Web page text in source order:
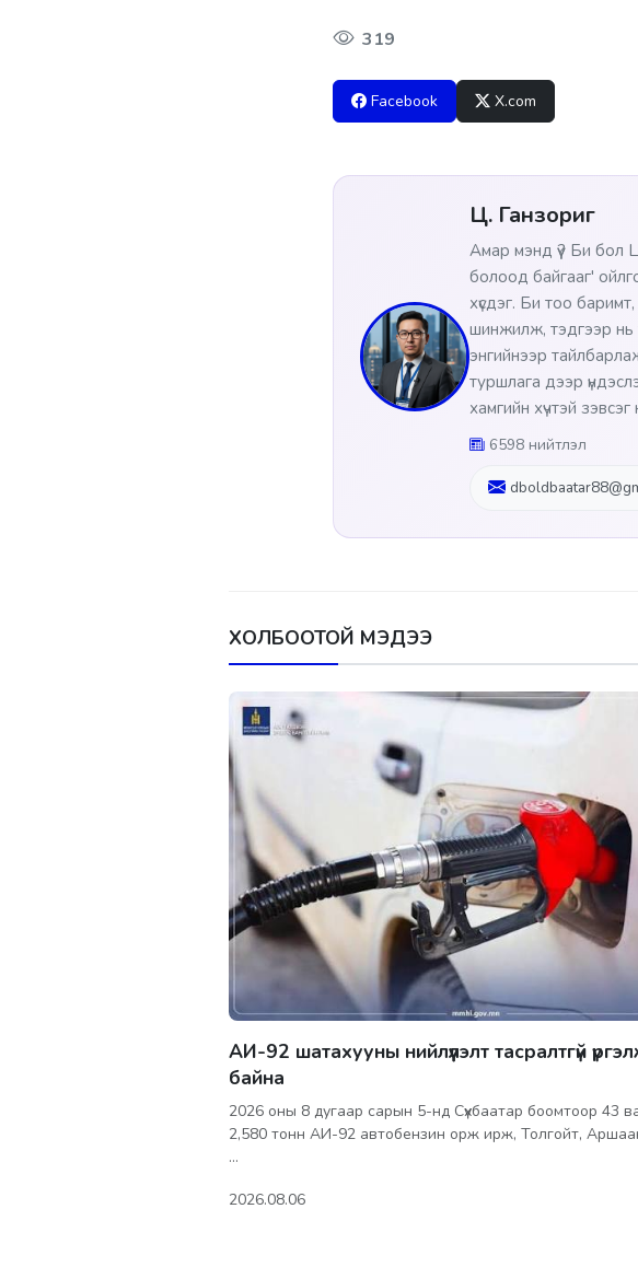
319
Facebook X.com
Ц. Ганзориг
Амар мэнд үү? Би бол
болоод байгааг'
хүсдэг. Би тоо
шинжилж, тэдгээр нь
энгийнээр
туршлага дээр
хамгийн хүчтэй
6598 нийтлэл
ХОЛБООТОЙ МЭДЭЭ
АИ-92 шатахууны нийлүүлэлт тасралтгүй
байна
2026 оны 8 дугаар сарын 5-нд Сүхбаатар боомтоор 43
2,580 тонн АИ-92 автобензин орж ирж, Толгойт,
…
2026.08.06